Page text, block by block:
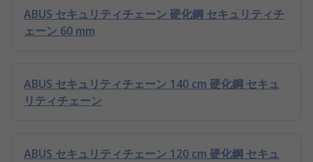
ABUS セキュリティチェーン 硬化鋼 セキュリティチ
ェーン 60 mm
ABUS セキュリティチェーン 140 cm 硬化鋼 セキュ
リティチェーン
ABUS セキュリティチェーン 120 cm 硬化鋼 セキュ